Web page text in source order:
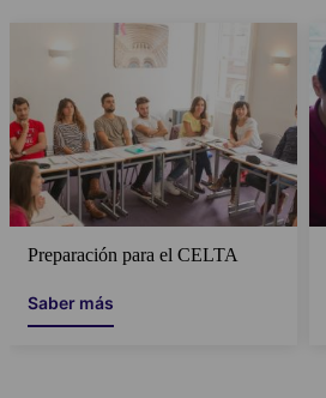
Preparación para el CELTA
Saber más